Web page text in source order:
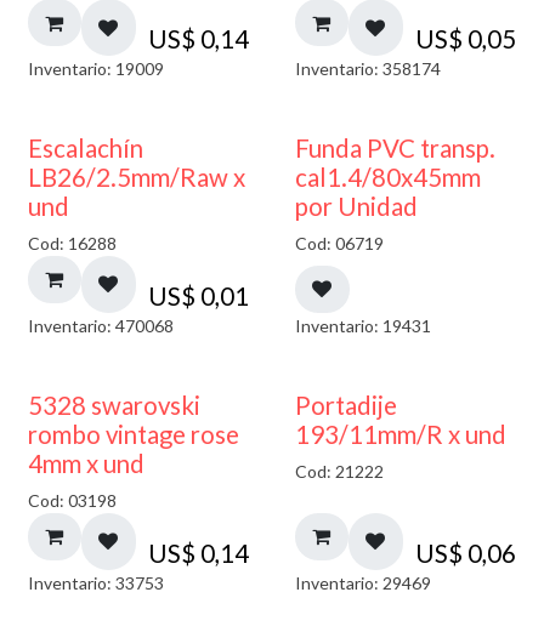
US$ 0,14
Inventario: 19009
US$ 0,05
Inventario: 358174
Escalachín
LB26/2.5mm/Raw x
und
Cod: 16288
US$ 0,01
Inventario: 470068
Funda PVC transp.
cal1.4/80x45mm
por Unidad
Cod: 06719
Inventario: 19431
5328 swarovski
rombo vintage rose
4mm x und
Cod: 03198
US$ 0,14
Inventario: 33753
Portadije
193/11mm/R x und
Cod: 21222
US$ 0,06
Inventario: 29469